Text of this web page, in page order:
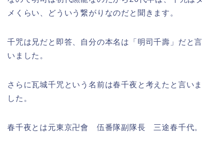
メくらい、どういう繋がりなのだと聞きます。
千咒は兄だと即答、自分の本名は「明司千壽」だと言
いました。
さらに瓦城千咒という名前は春千夜と考えたと言いま
した。
春千夜とは元東京卍會 伍番隊副隊長 三途春千代。